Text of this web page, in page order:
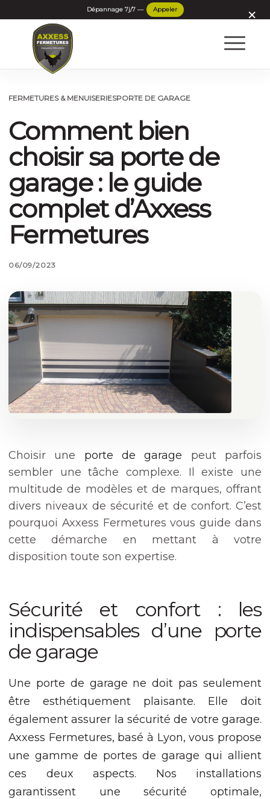
Comment bien
choisir sa porte de
garage : le guide
complet d’Axxess
Fermetures
06/09/2023
FERMETURES & MENUISERIESPORTE DE GARAGE
Choisir une porte de garage peut parfois
sembler une tâche complexe. Il existe une
multitude de modèles et de marques, offrant
divers niveaux de sécurité et de confort. C’est
pourquoi Axxess Fermetures vous guide dans
cette démarche en mettant à votre
disposition toute son expertise.
Sécurité et confort : les
indispensables d’une porte
de garage
Une porte de garage ne doit pas seulement
être esthétiquement plaisante. Elle doit
également assurer la sécurité de votre garage.
Axxess Fermetures, basé à Lyon, vous propose
une gamme de portes de garage qui allient
ces deux aspects. Nos installations
garantissent une sécurité optimale,
×
Nécessaire
Ces cookies ne
fonctionnement
du site Web.
Afin que nous
puissions
améliorer la
et la structure
du site Web,
en fonction
de la façon
dont le site
Web est
utilisé.